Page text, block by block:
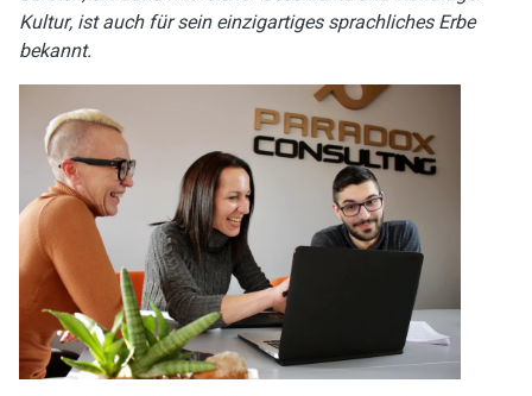
Kultur, ist auch für sein einzigartiges sprachliches Erbe
bekannt.